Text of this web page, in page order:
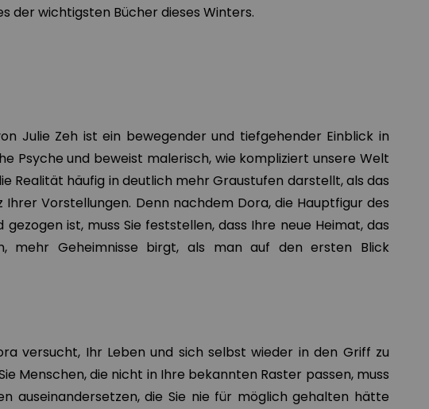
der wichtigsten Bücher dieses Winters.
Julie Zeh ist ein bewegender und tiefgehender Einblick in
Psyche und beweist malerisch, wie kompliziert unsere Welt
Realität häufig in deutlich mehr Graustufen darstellt, als das
Ihrer Vorstellungen. Denn nachdem Dora, die Hauptfigur des
gezogen ist, muss Sie feststellen, dass Ihre neue Heimat, das
mehr Geheimnisse birgt, als man auf den ersten Blick
versucht, Ihr Leben und sich selbst wieder in den Griff zu
Menschen, die nicht in Ihre bekannten Raster passen, muss
auseinandersetzen, die Sie nie für möglich gehalten hätte